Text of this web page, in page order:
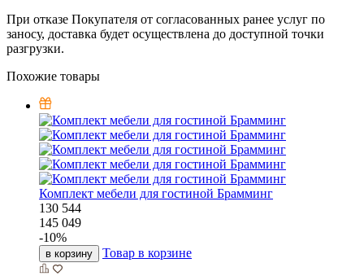
При отказе Покупателя от согласованных ранее услуг по
заносу, доставка будет осуществлена до доступной точки
разгрузки.
Похожие товары
Комплект мебели для гостиной Брамминг
130 544
145 049
-10%
в корзину Товар в корзине